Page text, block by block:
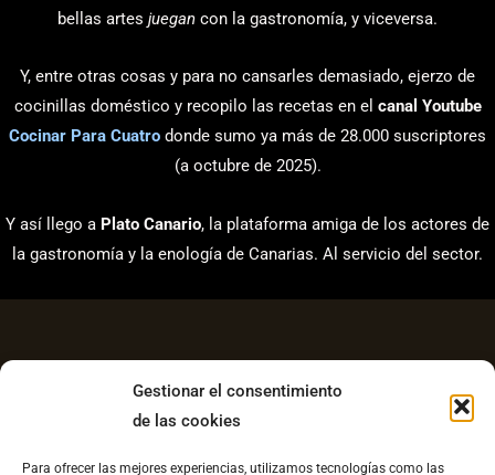
Gestionar el consentimiento
de las cookies
Para ofrecer las mejores experiencias, utilizamos tecnologías como las
bellas artes juegan con la gastronomía, y viceversa.
Y, entre otras cosas y para no cansarles demasiado, ejerzo de
cocinillas doméstico y recopilo las recetas en el canal Youtube
Cocinar Para Cuatro donde sumo ya más de 28.000 suscriptores
(a octubre de 2025).
Y así llego a Plato Canario, la plataforma amiga de los actores de
la gastronomía y la enología de Canarias. Al servicio del sector.